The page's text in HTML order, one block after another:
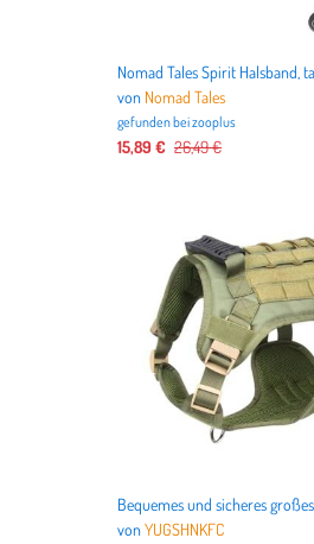
von Nomad Tales
gefunden beizooplus
15,89 € 26,49 €
vonYUGSHNKFC